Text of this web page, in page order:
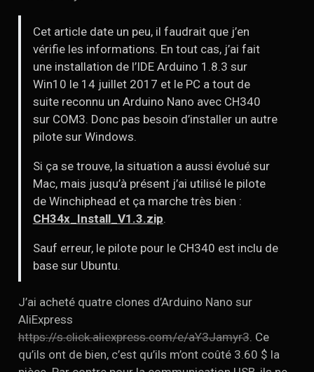
Cet article date un peu, il faudrait que j’en
vérifie les informations. En tout cas, j’ai fait
une installation de l’IDE Arduino 1.8.3 sur
Win10 le 14 juillet 2017 et le PC a tout de
suite reconnu un Arduino Nano avec CH340
sur COM3. Donc pas besoin d’installer un autre
pilote sur Windows.
Si ça se trouve, la situation a aussi évolué sur
Mac, mais jusqu’à présent j’ai utilisé le pilote
de Winchiphead et ça marche très bien :
CH34x_Install_V1.3.zip.
Sauf erreur, le pilote pour le CH340 est inclu de
base sur Ubuntu.
J’ai acheté quatre clones d’Arduino Nano sur
AliExpress
https://s.click.aliexpress.com/e/aY3Jamyr3. Ce
qu’ils ont de bien, c’est qu’ils m’ont coûté 3.60 $ la